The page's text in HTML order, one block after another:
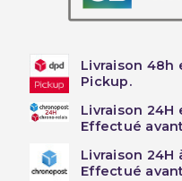
Livraison 48h
Pickup.
Livraison 24H
Effectué
Livraison 24H
Effectué